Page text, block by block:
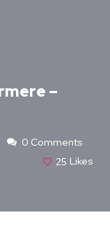
–
0 Comments
25 Likes